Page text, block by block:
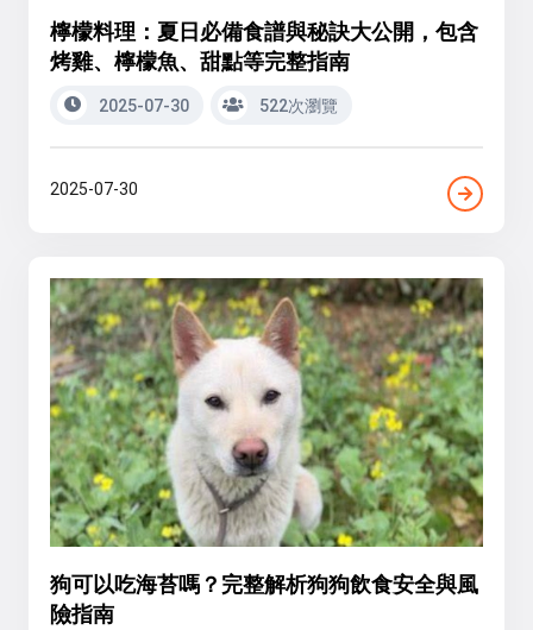
檸檬料理：夏日必備食譜與秘訣大公開，包含
烤雞、檸檬魚、甜點等完整指南
2025-07-30 522次瀏覽
2025-07-30
狗可以吃海苔嗎？完整解析狗狗飲食安全與風
險指南